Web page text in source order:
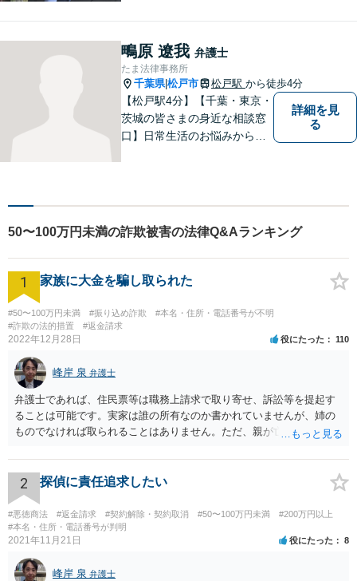
対応。【夜間／休日対応可
能】お客様に寄り添い、スピ
ーディーな解決策を実行しま
す。
鴫原 遼我 弁護士
たま法律事務所
千葉県|松戸市 松戸駅 から徒歩4分
【松戸駅4分】【千葉・東京・
茨城の皆さまの身近な相談窓
口】日常生活のお悩みから複
提案。解決まで弁護士がしっ
かりサポートします！【バリ
アフリー】
詳細を見
る
50〜100万円未満の詐欺被害の法律Q&Aランキング
1 家族に大金を騙し取られた
#50〜100万円未満 #振り込め詐欺
#本名・住所・電話番号が不明
#詐欺の法的措置
#返金請求
2022年12月28日 役にたった 110
峰岸 泉 弁護士
弁護士であれば、住民票等は職務上請求で取り寄せ、訴訟等を提起す
ることは可能です。実家は誰の所有なのか書かれていませんが、姉の
ものでなければ取られることはありません。ただ、親が亡くなって相
いでしょう。
2 探偵に責任追求したい
#悪徳商法 #返金請求 #契約解除・契約取消 #50〜100万円未満
#200万円以上
#本名・住所・電話番号が判明
2021年11月21日 役にたった 8
峰岸 泉 弁護士